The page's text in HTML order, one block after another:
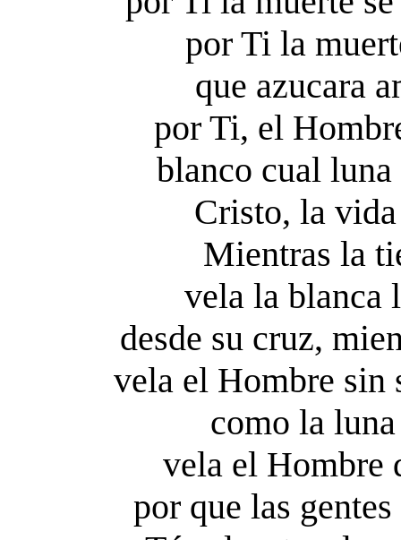
por Ti la
que azucara
por Ti, el
blanco cual luna
Cristo, la
Mientras la
vela la blanca
desde su cruz,
vela el Hombre sin
como la
vela el Hombre
por que las